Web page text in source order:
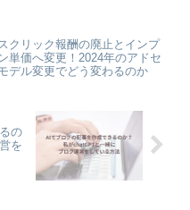
クリック報酬の廃止とインプ
単価へ変更！2024年のアドセ
デル変更でどう変わるのか
の
を